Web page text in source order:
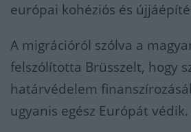
európai kohéziós és
A migrációról szólva a
felszólította Brüsszelt, hogy
határvédelem
ugyanis egész Európát védik.